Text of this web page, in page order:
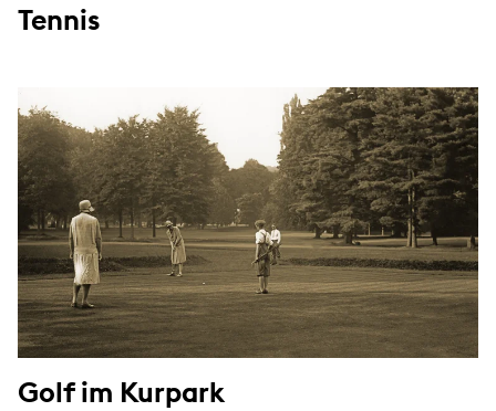
Tennis
Golf im Kurpark